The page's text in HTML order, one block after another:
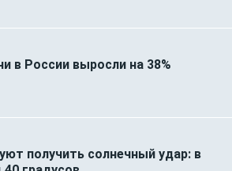
в России выросли на 38%
получить солнечный удар: в